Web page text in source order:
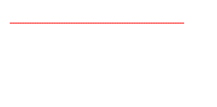
------------------------------------------------------------------------